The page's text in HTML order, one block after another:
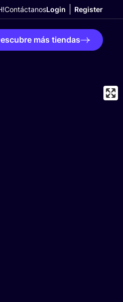
ContáctanosLogin Register
más tiendas